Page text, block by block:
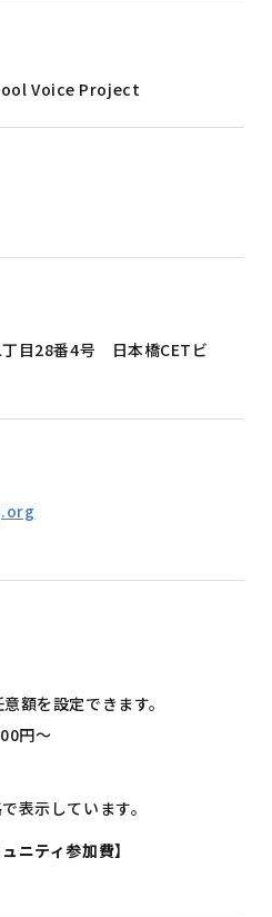
Voice Project
目28番4号 日本橋CETビ
額を設定できます。
円～
表示しています。
ニティ参加費】